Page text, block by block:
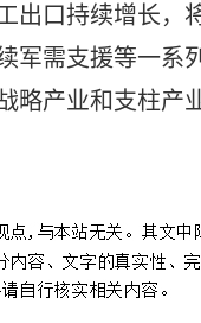
出口持续增长，
军需支援等一系
略产业和支柱产业